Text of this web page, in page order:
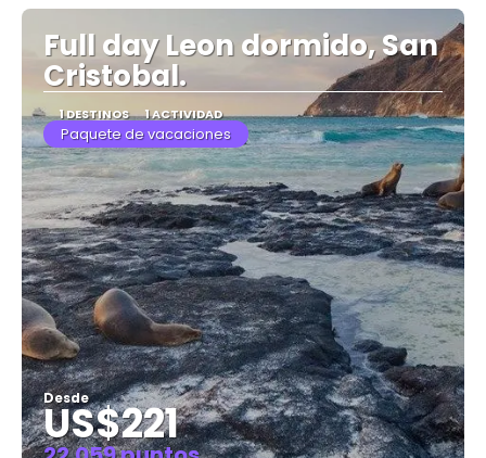
Full day Leon dormido, San
Cristobal.
1 DESTINOS 1 ACTIVIDAD
Paquete de vacaciones
Desde
US$221